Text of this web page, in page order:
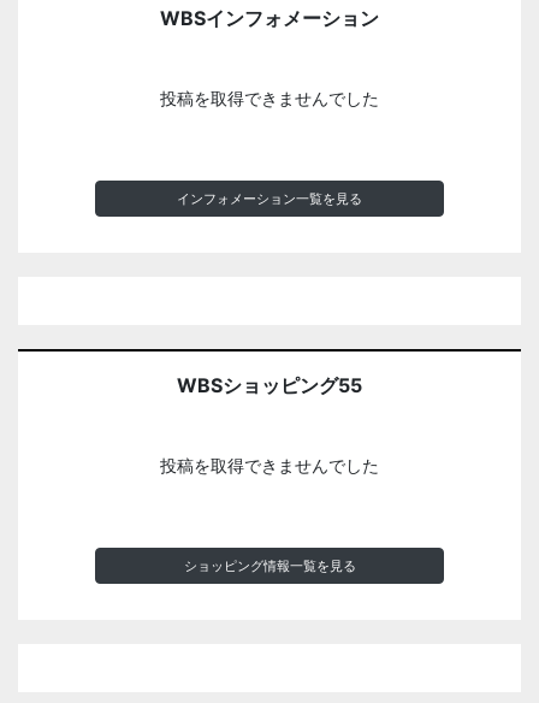
WBSインフォメーション
投稿を取得できませんでした
インフォメーション一覧を見る
WBSショッピング55
投稿を取得できませんでした
ショッピング情報一覧を見る